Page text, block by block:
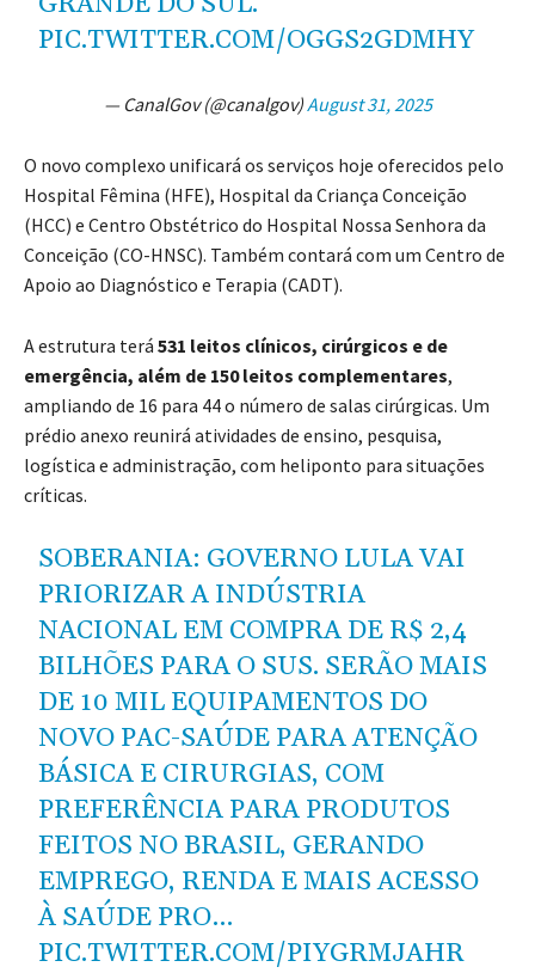
PIC.TWITTER.COM/OGGS2GDMHY
— CanalGov (@canalgov)August 31, 2025
O novo complexo unificará os serviços hoje oferecidos pelo
Hospital Fêmina (HFE), Hospital da Criança Conceição
(HCC) e Centro Obstétrico do Hospital Nossa Senhora da
Conceição (CO-HNSC). Também contará com um Centro de
Apoio ao Diagnóstico e Terapia (CADT).
A estrutura terá 531 leitos clínicos, cirúrgicos e de
emergência, além de 150 leitos complementares,
ampliando de 16 para 44 o número de salas cirúrgicas. Um
prédio anexo reunirá atividades de ensino, pesquisa,
logística e administração, com heliponto para situações
críticas.
SOBERANIA: GOVERNO LULA VAI
PRIORIZAR A INDÚSTRIA
NACIONAL EM COMPRA DE R$ 2,4
BILHÕES PARA O SUS. SERÃO MAIS
DE 10 MIL EQUIPAMENTOS DO
NOVO PAC-SAÚDE PARA ATENÇÃO
BÁSICA E CIRURGIAS, COM
PREFERÊNCIA PARA PRODUTOS
FEITOS NO BRASIL, GERANDO
EMPREGO, RENDA E MAIS ACESSO
À SAÚDE PRO…
PIC.TWITTER.COM/PIYGRMJAHR